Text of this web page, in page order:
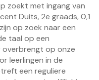
zoekt met ingang van
Duits, 2e graads, 0,1
op zoek naar een
taal op een
overbrengt op onze
leerlingen in de
een reguliere